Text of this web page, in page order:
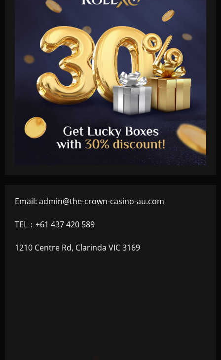
Email: admin@the-crown-casino-au.com
TEL：+61 437 420 589
1210 Centre Rd, Clarinda VIC 3169